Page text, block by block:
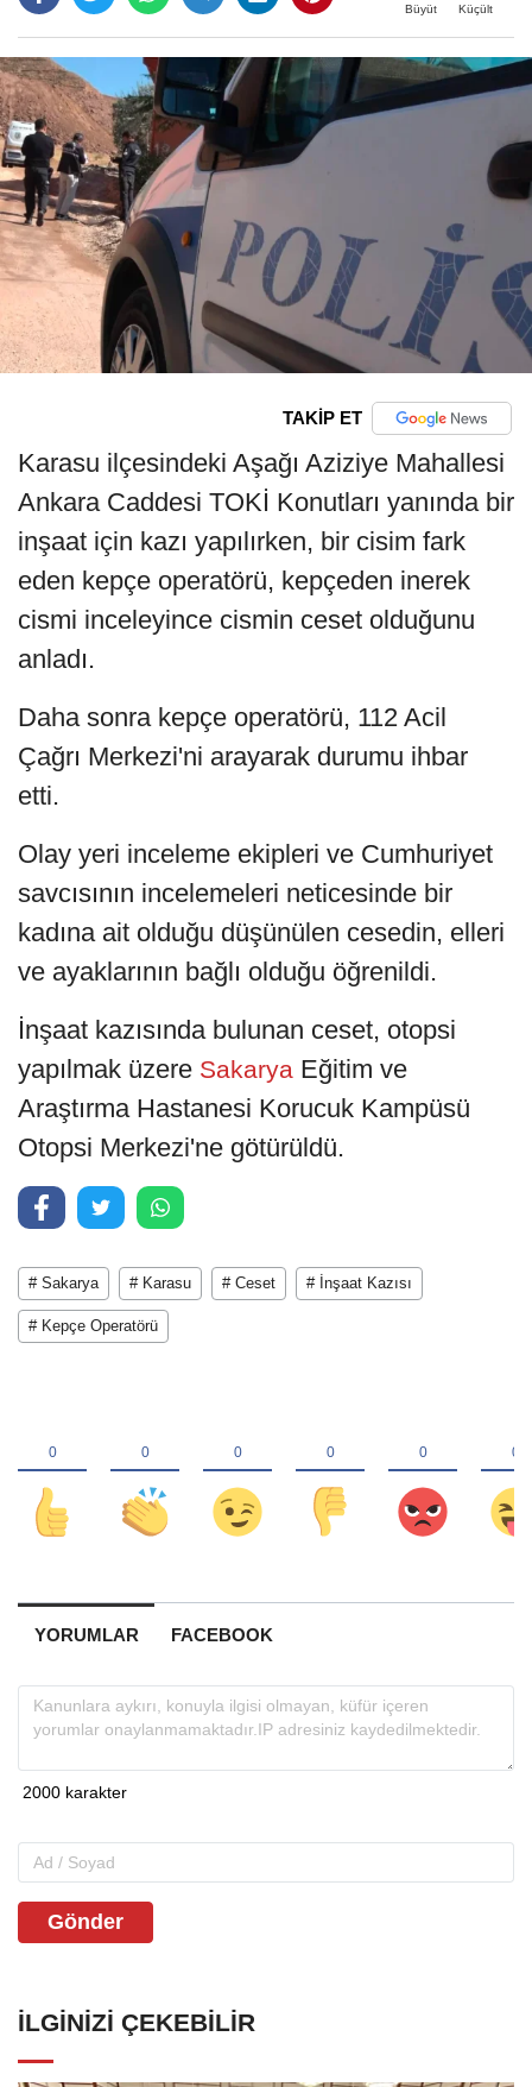
Büyüt Küçült
TAKİP ET
Karasu ilçesindeki Aşağı Aziziye Mahallesi
Ankara Caddesi TOKİ Konutları yanında bir
inşaat için kazı yapılırken, bir cisim fark
eden kepçe operatörü, kepçeden inerek
cismi inceleyince cismin ceset olduğunu
anladı.
Daha sonra kepçe operatörü, 112 Acil
Çağrı Merkezi'ni arayarak durumu ihbar
etti.
Olay yeri inceleme ekipleri ve Cumhuriyet
savcısının incelemeleri neticesinde bir
kadına ait olduğu düşünülen cesedin, elleri
ve ayaklarının bağlı olduğu öğrenildi.
İnşaat kazısında bulunan ceset, otopsi
yapılmak üzere Sakarya Eğitim ve
Araştırma Hastanesi Korucuk Kampüsü
Otopsi Merkezi'ne götürüldü.
# Sakarya # Karasu # Ceset # İnşaat Kazısı
# Kepçe Operatörü
YORUMLAR FACEBOOK
Gönder
İLGINIZI ÇEKEBILIR